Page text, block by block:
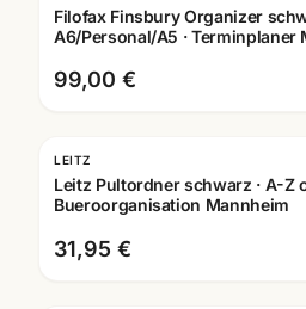
Filofax Finsbury Organizer
A6/Personal/A5 · Terminplaner
99,00 €
LEITZ
Leitz Pultordner schwarz · A-Z
Bueroorganisation Mannheim
31,95 €